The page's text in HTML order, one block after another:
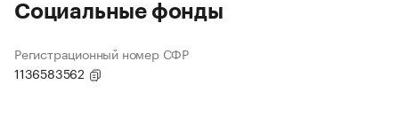
Социальные фонды
Регистрационный номер СФР
1136583562